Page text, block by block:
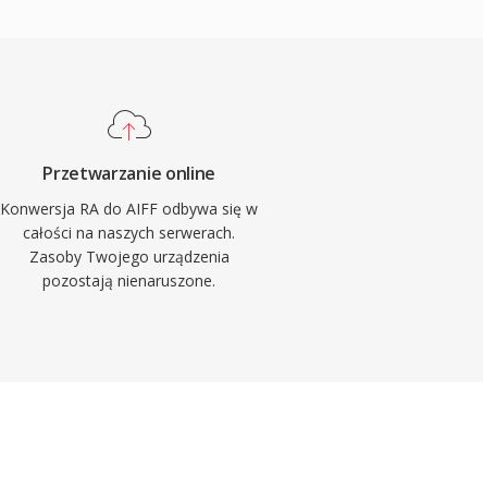
Przetwarzanie online
Konwersja RA do AIFF odbywa się w
całości na naszych serwerach.
Zasoby Twojego urządzenia
pozostają nienaruszone.